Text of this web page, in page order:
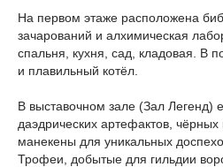
На первом этаже расположена
зачарований и алхимическая
спальня, кухня, сад, кладовая. В
и плавильный котёл.
В выставочном зале (Зал Легенд)
даэдрических артефактов, чёрных
манекены для уникальных
Трофеи, добытые для гильдии